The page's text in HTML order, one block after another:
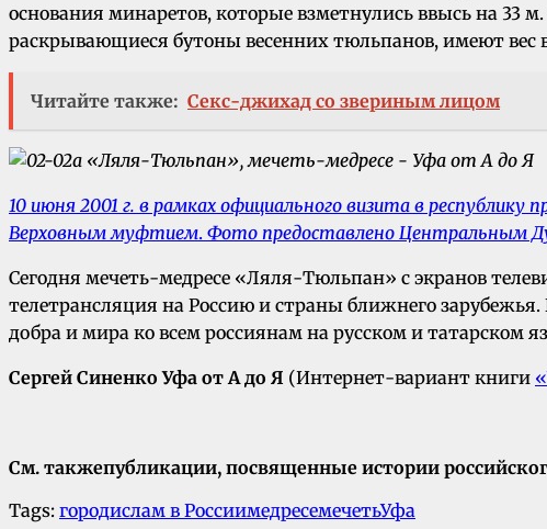
основания минаретов, которые взметнулись ввысь на
раскрывающиеся бутоны весенних тюльпанов, имеют вес
Читайте также: Секс-джихад со звериным лицом
10 июня 2001 г. в рамках официального визита в
Верховным муфтием. Фото предоставлено Центральным
Сегодня мечеть-медресе «Ляля-Тюльпан» с экранов
телетрансляция на Россию и страны ближнего
добра и мира ко всем россиянам на русском и татарском
Сергей Синенко Уфа от А до Я (Интернет-вариант книги
См. такжепубликации, посвященные истории
Tags: городислам в РоссиимедресемечетьУфа